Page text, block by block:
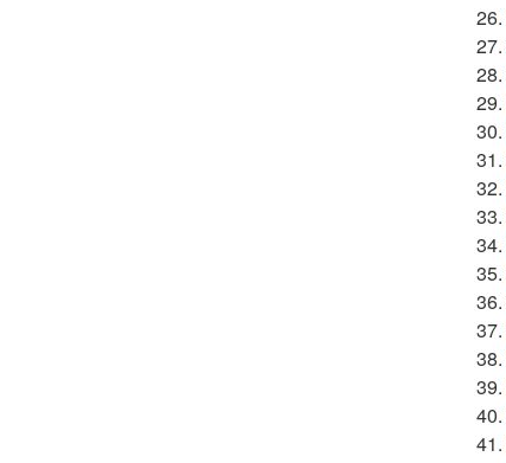
26.
27.
28.
29.
30.
31.
32.
33.
34.
35.
36.
37.
38.
39.
40.
41.